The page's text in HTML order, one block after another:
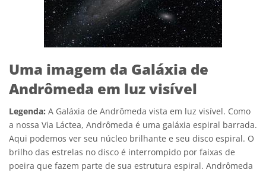
Uma imagem da Galáxia de
Andrômeda em luz visível
Legenda: A Galáxia de Andrômeda vista em luz visível. Como
a nossa Via Láctea, Andrômeda é uma galáxia espiral barrada.
Aqui podemos ver seu núcleo brilhante e seu disco espiral. O
brilho das estrelas no disco é interrompido por faixas de
poeira que fazem parte de sua estrutura espiral. Andrômeda